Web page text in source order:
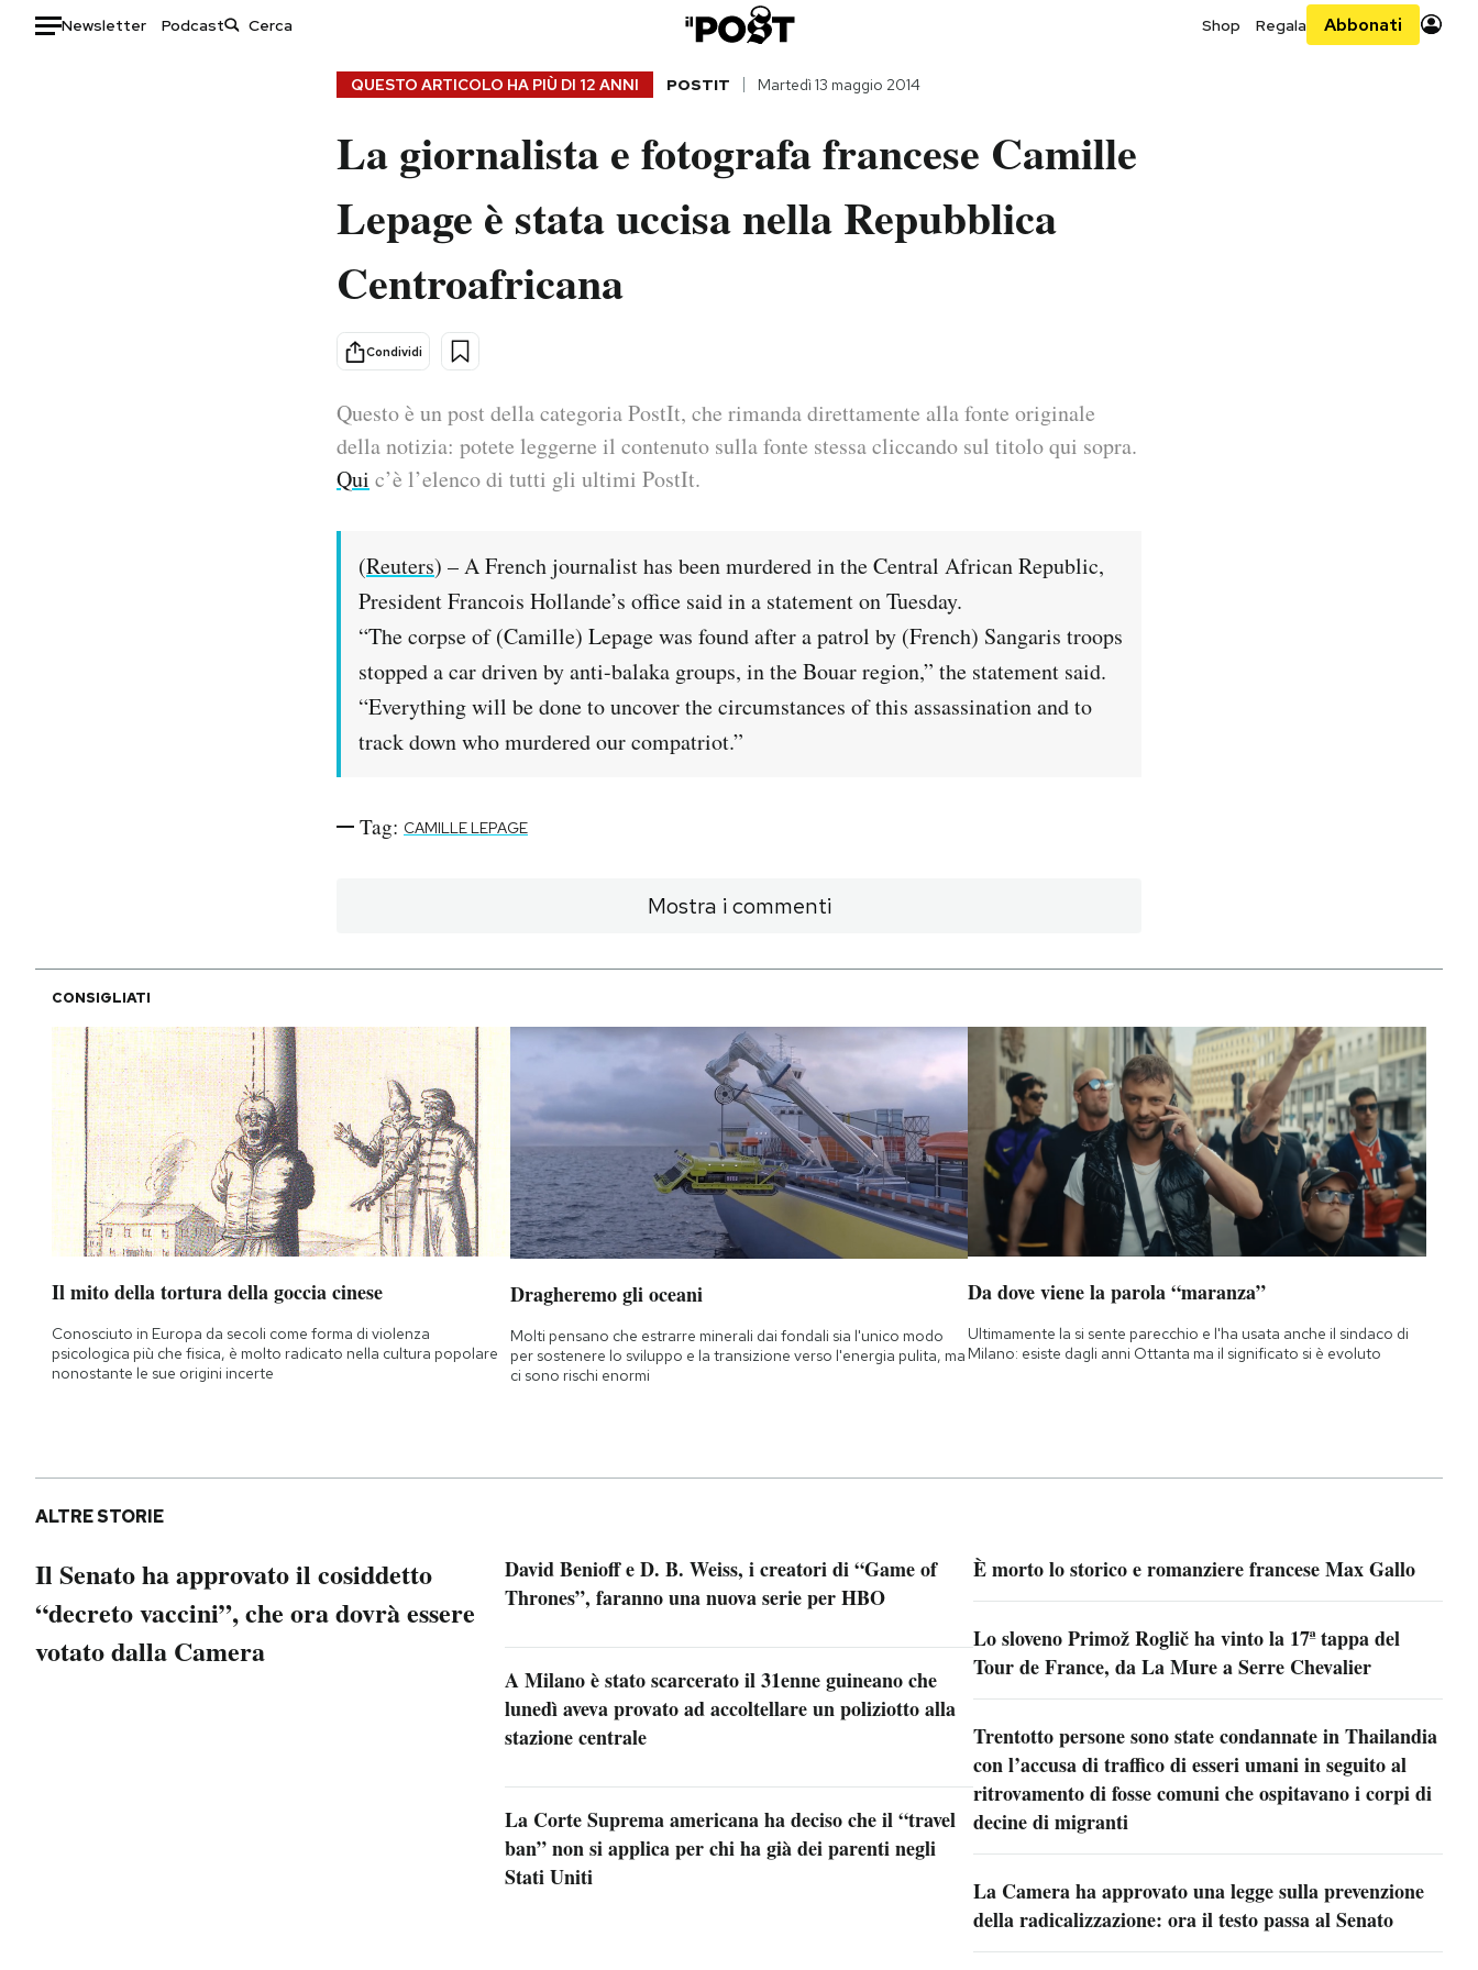
Newsletter Podcast Shop Regala Abbonati
Storie/Idee
Altrecose
Mondiali calcio 2026
Newsletter
Notifiche mobile
Regala il Post
Hai bisogno di aiuto?
Esci
QUESTO ARTICOLO HA PIÙ DI 12 ANNI POSTIT Martedì 13 maggio 2014
La giornalista e fotografa francese Camille
Lepage è stata uccisa nella Repubblica
Centroafricana
Condividi
Questo è un post della categoria PostIt, che rimanda direttamente alla fonte originale
della notizia: potete leggerne il contenuto sulla fonte stessa cliccando sul titolo qui sopra.
Qui c’è l’elenco di tutti gli ultimi PostIt.
(Reuters) – A French journalist has been murdered in the Central African Republic,
President Francois Hollande’s office said in a statement on Tuesday.
“The corpse of (Camille) Lepage was found after a patrol by (French) Sangaris troops
stopped a car driven by anti-balaka groups, in the Bouar region,” the statement said.
“Everything will be done to uncover the circumstances of this assassination and to
track down who murdered our compatriot.”
Tag: CAMILLE LEPAGE
Mostra i commenti
CONSIGLIATI
Il mito della tortura della goccia cinese
Conosciuto in Europa da secoli come forma di violenza
psicologica più che fisica, è molto radicato nella cultura popolare
nonostante le sue origini incerte
Dragheremo gli oceani
Molti pensano che estrarre minerali dai fondali sia l'unico modo
per sostenere lo sviluppo e la transizione verso l'energia pulita, ma
ci sono rischi enormi
Da dove viene la parola “maranza”
Ultimamente la si sente parecchio e l'ha usata anche il sindaco di
Milano: esiste dagli anni Ottanta ma il significato si è evoluto
ALTRE STORIE
Il Senato ha approvato il cosiddetto
“decreto vaccini”, che ora dovrà essere
votato dalla Camera
David Benioff e D. B. Weiss, i creatori di “Game of
Thrones”, faranno una nuova serie per HBO
A Milano è stato scarcerato il 31enne guineano che
lunedì aveva provato ad accoltellare un poliziotto alla
stazione centrale
La Corte Suprema americana ha deciso che il “travel
ban” non si applica per chi ha già dei parenti negli
Stati Uniti
È morto lo storico e romanziere francese Max Gallo
Lo sloveno Primož Roglič ha vinto la 17ª tappa del
Tour de France, da La Mure a Serre Chevalier
Trentotto persone sono state condannate in Thailandia
con l’accusa di traffico di esseri umani in seguito al
ritrovamento di fosse comuni che ospitavano i corpi di
decine di migranti
La Camera ha approvato una legge sulla prevenzione
della radicalizzazione: ora il testo passa al Senato